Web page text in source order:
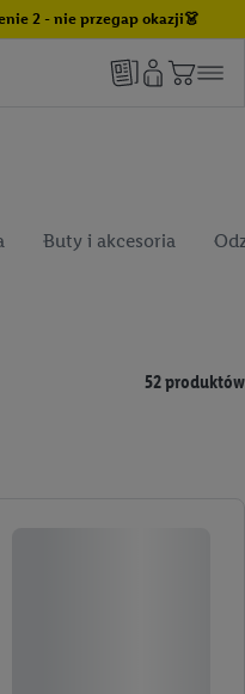
2 - nie przegap okazji👗
Buty i akcesoria
52 produktów